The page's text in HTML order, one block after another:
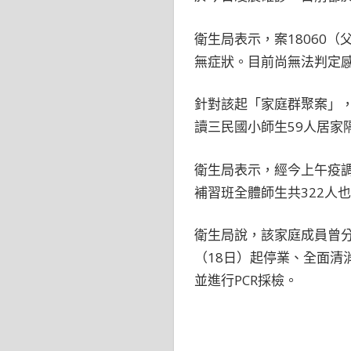
衛生局表示，案18060（
無症狀。目前尚無法判定
針對該起「家庭群聚案」
讀三民國小師生59人居家
衛生局表示，經今上午疫
補習班全體師生共322人
衛生局說，該家庭成員曾
（18日）起停業、全面
並進行PCR採檢。